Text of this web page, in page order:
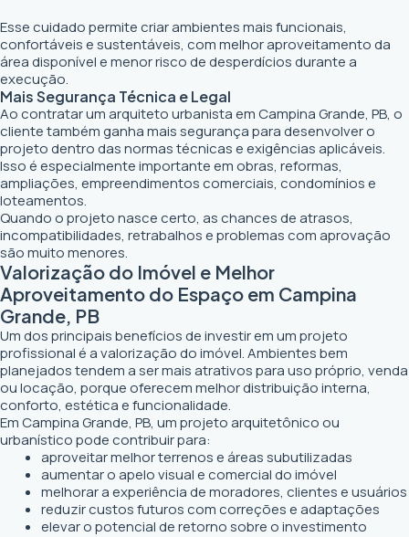
Esse cuidado permite criar ambientes mais funcionais,
confortáveis e sustentáveis, com melhor aproveitamento da
área disponível e menor risco de desperdícios durante a
execução.
Mais Segurança Técnica e Legal
Ao contratar um arquiteto urbanista em Campina Grande, PB, o
cliente também ganha mais segurança para desenvolver o
projeto dentro das normas técnicas e exigências aplicáveis.
Isso é especialmente importante em obras, reformas,
ampliações, empreendimentos comerciais, condomínios e
loteamentos.
Quando o projeto nasce certo, as chances de atrasos,
incompatibilidades, retrabalhos e problemas com aprovação
são muito menores.
Valorização do Imóvel e Melhor
Aproveitamento do Espaço em Campina
Grande, PB
Um dos principais benefícios de investir em um projeto
profissional é a valorização do imóvel. Ambientes bem
planejados tendem a ser mais atrativos para uso próprio, venda
ou locação, porque oferecem melhor distribuição interna,
conforto, estética e funcionalidade.
Em Campina Grande, PB, um projeto arquitetônico ou
urbanístico pode contribuir para:
aproveitar melhor terrenos e áreas subutilizadas
aumentar o apelo visual e comercial do imóvel
melhorar a experiência de moradores, clientes e usuários
reduzir custos futuros com correções e adaptações
elevar o potencial de retorno sobre o investimento